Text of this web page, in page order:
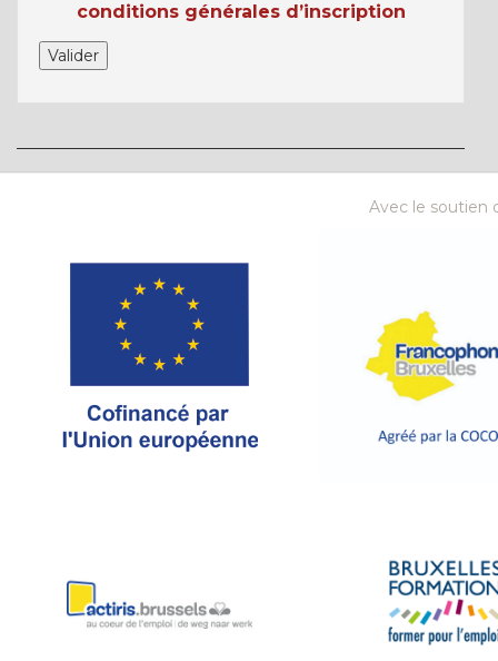
conditions générales d’inscription
Valider
Avec le soutien